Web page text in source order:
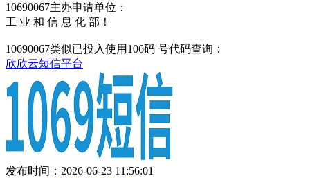
10690067主办申请单位：
工 业 和 信 息 化 部！
10690067类似已投入使用106码 号代码查询：
欣欣云短信平台
发布时间：2026-06-23 11:56:01